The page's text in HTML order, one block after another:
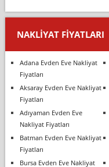
NAKLIYAT FIYATLARI
Adana Evden Eve Nakliyat
Fiyatları
Aksaray Evden Eve Nakliyat
Fiyatları
Adıyaman Evden Eve
Nakliyat Fiyatları
Batman Evden Eve Nakliyat
Fiyatları
Bursa Evden Eve Nakliyat